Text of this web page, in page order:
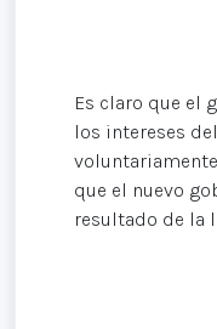
Es claro que el
los intereses
que el nuevo
resultado de la